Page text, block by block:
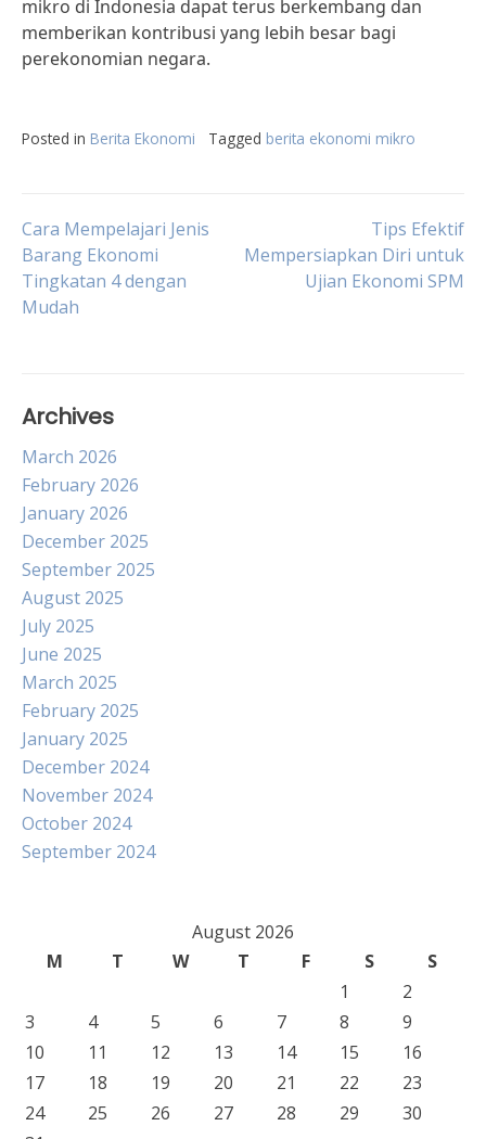
mikro di Indonesia dapat terus berkembang dan
memberikan kontribusi yang lebih besar bagi
perekonomian negara.
Posted in Berita Ekonomi Tagged berita ekonomi mikro
Post
navigation
Cara Mempelajari Jenis
Barang Ekonomi
Tingkatan 4 dengan
Mudah
Tips Efektif
Mempersiapkan Diri untuk
Ujian Ekonomi SPM
Archives
March 2026
February 2026
January 2026
December 2025
September 2025
August 2025
July 2025
June 2025
March 2025
February 2025
January 2025
December 2024
November 2024
October 2024
September 2024
August 2026
M
T W T F S
S
1
2
3
4 5 6 7 8
9
10
11 12 13 14 15
16
17
18 19 20 21 22
23
24
25 26 27 28 29
30